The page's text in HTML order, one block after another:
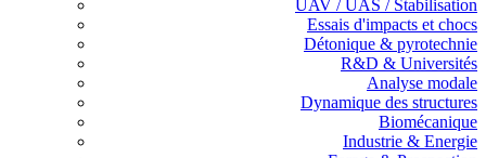
UAV / UAS / Stabilisation
Essais d'impacts et chocs
Détonique & pyrotechnie
R&D & Universités
Analyse modale
Dynamique des structures
Biomécanique
Industrie & Energie